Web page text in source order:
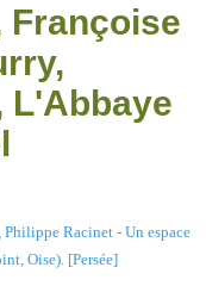
Françoise
L'Abbaye
Racinet - Un espace
Oise). [Persée]